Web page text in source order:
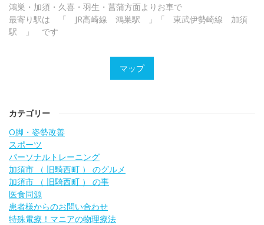
鴻巣・加須・久喜・羽生・菖蒲方面よりお車で
最寄り駅は 「 JR高崎線 鴻巣駅 」「 東武伊勢崎線 加須
駅 」 です
マップ
カテゴリー
O脚・姿勢改善
スポーツ
パーソナルトレーニング
加須市 （ 旧騎西町 ） のグルメ
加須市 （ 旧騎西町 ） の事
医食同源
患者様からのお問い合わせ
特殊電療！マニアの物理療法